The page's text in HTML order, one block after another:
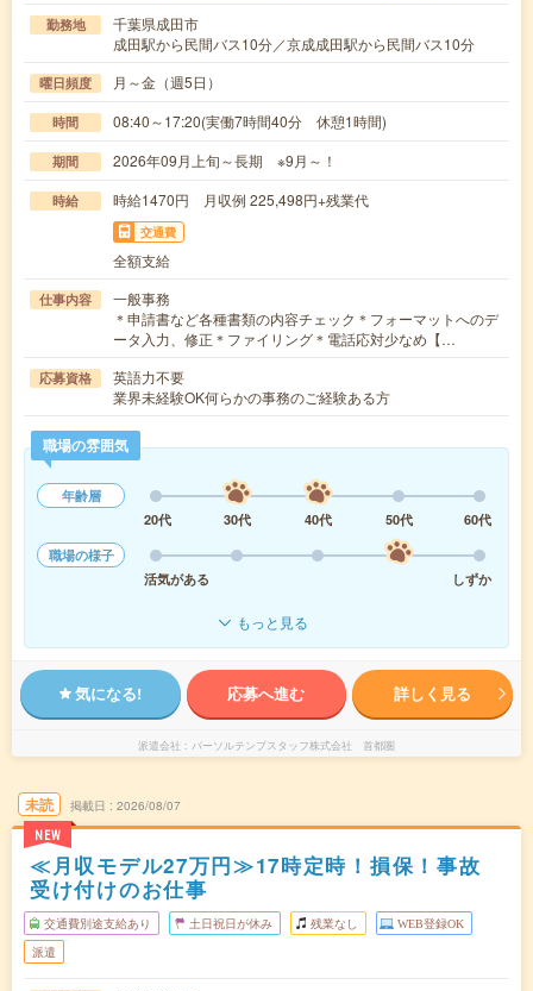
勤務地
千葉県成田市
成田駅から民間バス10分／京成成田駅から民間バス10分
曜日頻度 月～金（週5日）
時間 08:40～17:20(実働7時間40分 休憩1時間)
期間 2026年09月上旬～長期 ※9月～！
時給 時給1470円 月収例 225,498円+残業代
交通費
全額支給
仕事内容
一般事務
＊申請書など各種書類の内容チェック＊フォーマットへのデ
ータ入力、修正＊ファイリング＊電話応対少なめ【…
応募資格
英語力不要
業界未経験OK何らかの事務のご経験ある方
職場の雰囲気
年齢層
20代
30代 40代 50代
60代
職場の様子
活気がある
しずか
もっと見る
気になる! 応募へ進む 詳しく見る
派遣会社 パーソルテンプスタッフ株式会社 首都圏
未読
NEW
掲載日 2026/08/07
≪月収モデル27万円≫17時定時！損保！事故
受け付けのお仕事
交通費別途支給あり 土日祝日が休み 残業なし WEB登録OK
派遣